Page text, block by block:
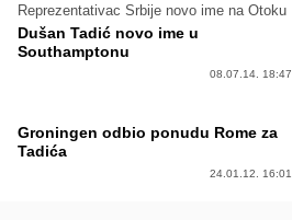
Reprezentativac Srbije novo ime na Otoku
Dušan Tadić novo ime u
Southamptonu
08.07.14. 18:47
Groningen odbio ponudu Rome za
Tadića
24.01.12. 16:01